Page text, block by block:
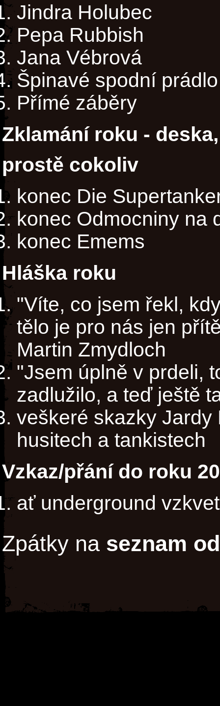
Jindra Holubec
Pepa Rubbish
Jana Vébrová
Špinavé spodní prádlo
Přímé záběry
Zklamání roku -
prostě cokoliv
konec Die
konec Odmocniny na
konec Emems
Hláška roku
"Víte, co jsem řekl,
tělo je pro nás jen
Martin Zmydloch
"Jsem úplně v prdeli,
zadlužilo, a teď ještě
veškeré skazky Jardy
husitech a tankistech
Vzkaz/přání do roku
ať underground
Zpátky na seznam